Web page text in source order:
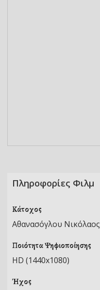
Πληροφορίες Φιλμ
Κάτοχος
Αθανασόγλου Νικόλαος
Ποιότητα Ψηφιοποίησης
HD (1440x1080)
Ήχος